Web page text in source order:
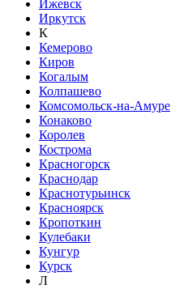
Ижевск
Иркутск
К
Кемерово
Киров
Когалым
Колпашево
Комсомольск-на-Амуре
Конаково
Королев
Кострома
Красногорск
Краснодар
Краснотурьинск
Красноярск
Кропоткин
Кулебаки
Кунгур
Курск
Л